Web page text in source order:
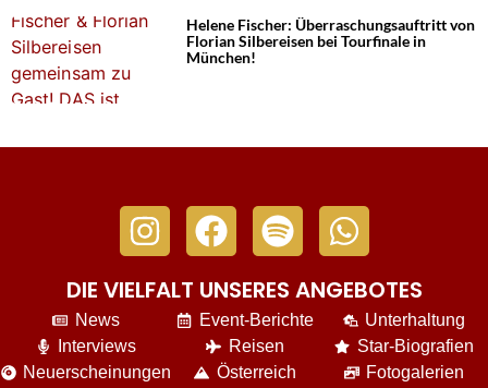
Helene Fischer: Überraschungsauftritt von
Florian Silbereisen bei Tourfinale in
München!
DIE VIELFALT UNSERES ANGEBOTES
News
Interviews
Neuerscheinungen
Event-Berichte
Reisen
Österreich
Unterhaltung
Star-Biografien
Fotogalerien